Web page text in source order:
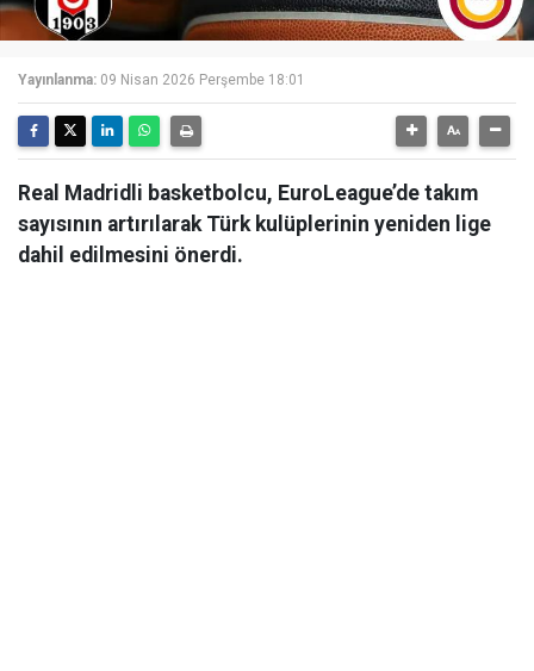
Yayınlanma: 09 Nisan 2026 Perşembe 18:01
Real Madridli basketbolcu, EuroLeague’de takım
sayısının artırılarak Türk kulüplerinin yeniden lige
dahil edilmesini önerdi.